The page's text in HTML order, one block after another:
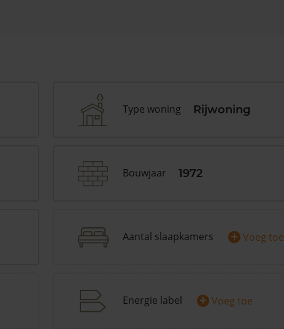
Type woning Rijwoning
Bouwjaar 1972
Aantal slaapkamers + Voeg toe
Energie label + Voeg toe